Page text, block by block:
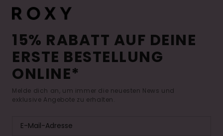
15% RABATT AUF DEINE
ERSTE BESTELLUNG
ONLINE*
Melde dich an, um immer die neuesten News und
exklusive Angebote zu erhalten.